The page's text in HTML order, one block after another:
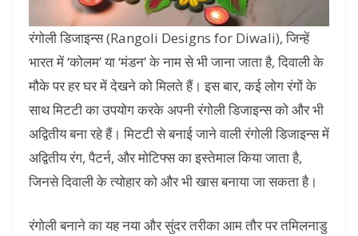
रंगोली डिजाइन्स (Rangoli Designs for Diwali), जिन्हें
भारत में ‘कोलम’ या ‘मंडन’ के नाम से भी जाना जाता है, दिवाली के
मौके पर हर घर में देखने को मिलते हैं। इस बार, कई लोग रंगों के
साथ मिटटी का उपयोग करके अपनी रंगोली डिजाइन्स को और भी
अद्वितीय बना रहे हैं। मिटटी से बनाई जाने वाली रंगोली डिजाइन्स में
अद्वितीय रंग, पैटर्न, और मोटिफ्स का इस्तेमाल किया जाता है,
जिनसे दिवाली के त्योहार को और भी खास बनाया जा सकता है।
रंगोली बनाने का यह नया और सुंदर तरीका आम तौर पर तमिलनाडु